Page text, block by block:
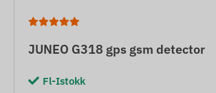
JUNEO G318 gps gsm detector
Fl-Istokk